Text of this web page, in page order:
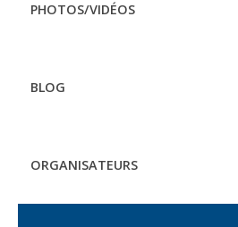
PHOTOS/VIDÉOS
BLOG
ORGANISATEURS